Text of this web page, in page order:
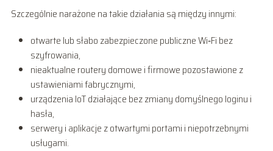
Szczególnie narażone na takie działania są między innymi:
otwarte lub słabo zabezpieczone publiczne Wi‑Fi bez
szyfrowania,
nieaktualne routery domowe i firmowe pozostawione z
ustawieniami fabrycznymi,
urządzenia IoT działające bez zmiany domyślnego loginu i
hasła,
serwery i aplikacje z otwartymi portami i niepotrzebnymi
usługami.